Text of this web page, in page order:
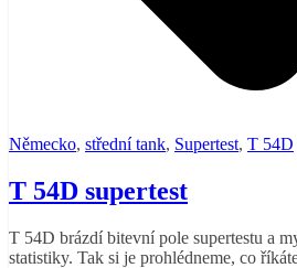
Německo, střední tank, Supertest, T 54D
T 54D supertest
T 54D brázdí bitevní pole supertestu a
statistiky. Tak si je prohlédneme, co